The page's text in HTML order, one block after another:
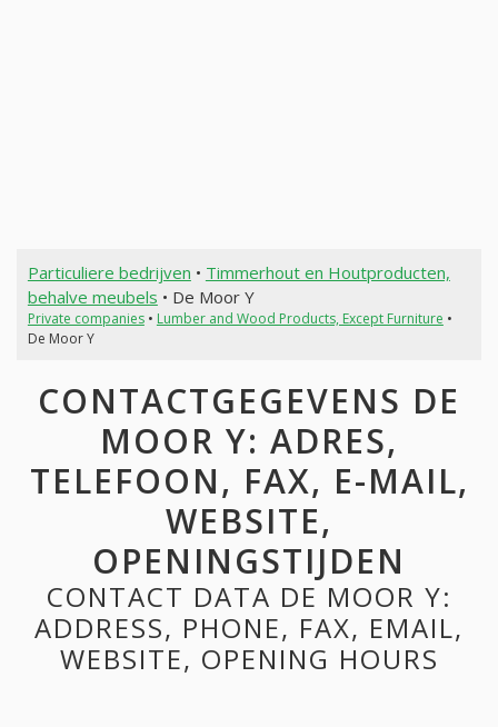
Particuliere bedrijven • Timmerhout en Houtproducten,
behalve meubels • De Moor Y
Private companies• Lumber and Wood Products, Except Furniture •
De Moor Y
CONTACTGEGEVENS DE
MOOR Y: ADRES,
TELEFOON, FAX, E-MAIL,
WEBSITE,
OPENINGSTIJDEN
CONTACT DATA DE MOOR Y:
ADDRESS, PHONE, FAX, EMAIL,
WEBSITE, OPENING HOURS